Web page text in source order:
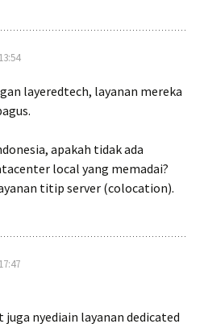
layeredtech, layanan mereka
apakah tidak ada
local yang memadai?
titip server (colocation).
juga nyediain layanan dedicated